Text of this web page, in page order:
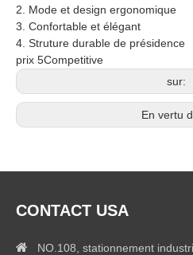
2. Mode et design ergonomique
3. Confortable et élégant
4. Struture durable de présidence
prix 5Competitive
sur:
En vertu
CONTACT USA
 NO.108, stationnement